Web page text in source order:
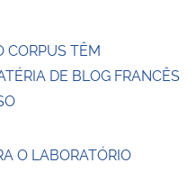
CORPUS TÊM
DE BLOG FRANCÊS
O LABORATÓRIO